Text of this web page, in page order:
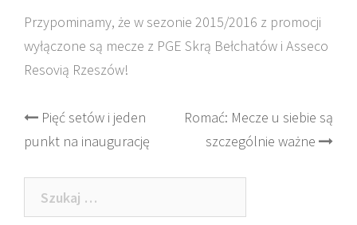
Przypominamy, że w sezonie 2015/2016 z promocji
wyłączone są mecze z PGE Skrą Bełchatów i Asseco
Resovią Rzeszów!
Post
navigation
Pięć setów i jeden
punkt na inaugurację
Romać: Mecze u siebie są
szczególnie ważne
Szukaj: